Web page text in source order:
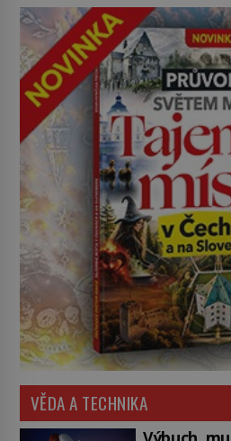
VĚDA A TECHNIKA